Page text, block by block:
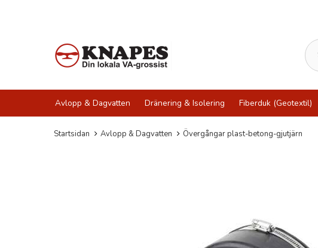
Avlopp & Dagvatten Dränering & Isolering Fiberduk (Geotextil)
Startsidan Avlopp & Dagvatten Övergångar plast-betong-gjutjärn